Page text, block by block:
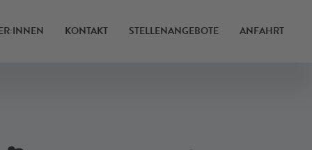
KONTAKT STELLENANGEBOTE ANFAHRT